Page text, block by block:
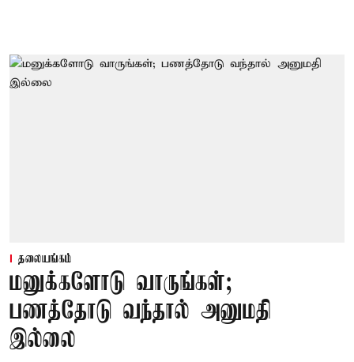
தலையங்கம்
மனுக்களோடு வாருங்கள்;
பணத்தோடு வந்தால் அனுமதி
இல்லை